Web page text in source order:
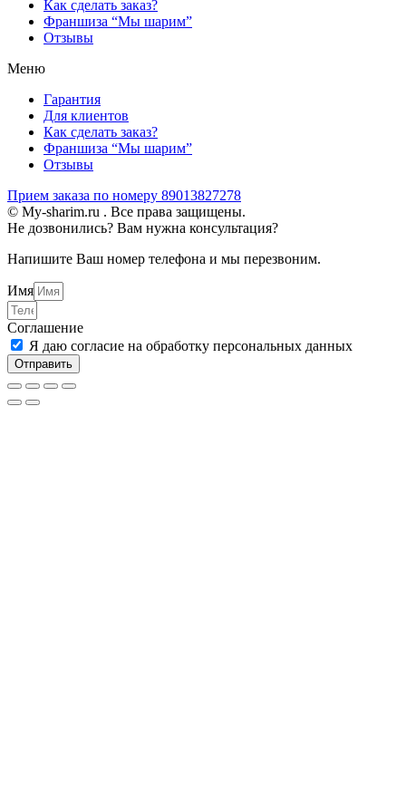
Как сделать заказ?
Франшиза “Мы шарим”
Отзывы
Меню
Гарантия
Для клиентов
Как сделать заказ?
Франшиза “Мы шарим”
Отзывы
Прием заказа по номеру 89013827278
© My-sharim.ru . Все права защищены.
Не дозвонились? Вам нужна консультация?
Напишите Ваш номер телефона и мы перезвоним.
Имя
Соглашение
Я даю согласие на обработку персональных данных
Отправить